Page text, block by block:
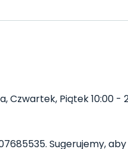
Czwartek, Piątek 10:00 -
Sugerujemy,